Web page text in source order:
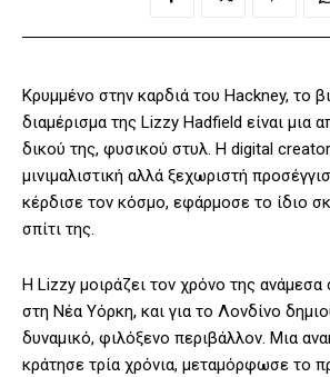
Κρυμμένο στην καρδιά του Hackney, το
διαμέρισμα της Lizzy Hadfield είναι μια
δικού της, φυσικού στυλ. Η digital
μινιμαλιστική αλλά ξεχωριστή
κέρδισε τον κόσμο, εφάρμοσε το ίδιο
σπίτι της.
Η Lizzy μοιράζει τον χρόνο της ανάμεσα
στη Νέα Υόρκη, και για το Λονδίνο
δυναμικό, φιλόξενο περιβάλλον. Μια
κράτησε τρία χρόνια, μεταμόρφωσε το